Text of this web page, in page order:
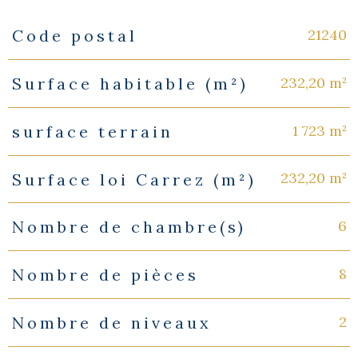
Caractéristiques Valeurs
Code postal 21240
Surface habitable (m²) 232,20 m²
surface terrain 1 723 m²
Surface loi Carrez (m²) 232,20 m²
Nombre de chambre(s) 6
Nombre de pièces 8
Nombre de niveaux 2